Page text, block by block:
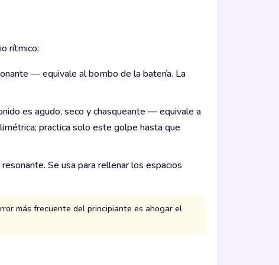
rítmico:
— equivale al bombo de la batería. La
es agudo, seco y chasqueante — equivale a
practica solo este golpe hasta que
Se usa para rellenar los espacios
más frecuente del principiante es ahogar el